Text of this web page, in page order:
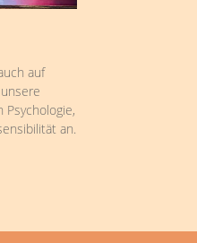
auf
Psychologie,
an.